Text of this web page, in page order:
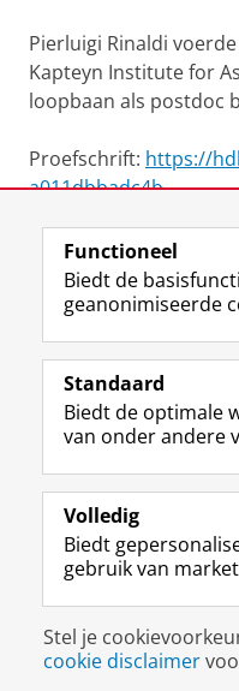
Pierluigi Rinaldi
Kapteyn Institute for
loopbaan als postdoc
Proefschrift: https://
a011dbbadc4b
View this page in:English
Volg de
Studiekiezers
Alumni
Over ons
Disclaimer &
Functioneel
Biedt de
geanonimiseerde
Standaard
Biedt de optimale
van onder andere
Volledig
Biedt
gebruik van
Stel je
cookie disclaimer